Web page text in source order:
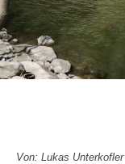
Von: Lukas Unterkofler